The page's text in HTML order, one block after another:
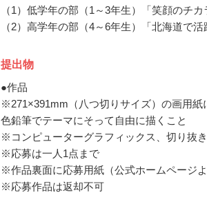
（1）低学年の部（1～3年生）「笑顔のチカ
（2）高学年の部（4～6年生）「北海道で活
提出物
●作品
※271×391mm（八つ切りサイズ）の画用紙
色鉛筆でテーマにそって自由に描くこと
※コンピューターグラフィックス、切り抜
※応募は一人1点まで
※作品裏面に応募用紙（公式ホームページ
※応募作品は返却不可